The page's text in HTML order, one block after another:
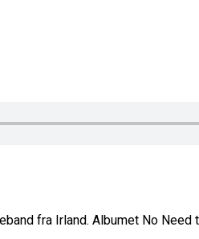
fra Irland. Albumet No